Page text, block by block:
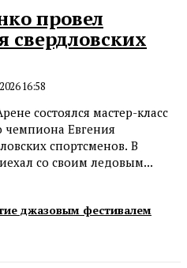
провел
свердловских
16:58
состоялся мастер-класс
чемпиона Евгения
спортсменов. В
со своим ледовым...
джазовым фестивалем